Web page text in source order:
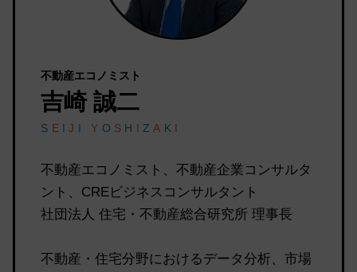
不動産エコノミスト
吉崎 誠二
S E IJ I Y O S H I ZA K I
不動産エコノミスト、不動産企業コンサルタ
ント、CREビジネスコンサルタント
社団法人 住宅・不動産総合研究所 理事長
不動産・住宅分野におけるデータ分析、市場